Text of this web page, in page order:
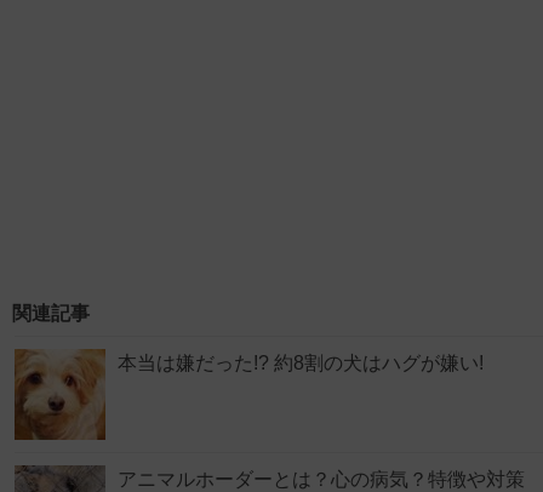
関連記事
本当は嫌だった!? 約8割の犬はハグが嫌い!
アニマルホーダーとは？心の病気？特徴や対策